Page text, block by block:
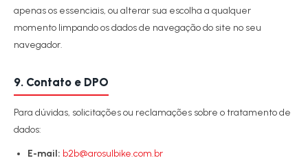
apenas os essenciais, ou alterar sua escolha a qualquer
momento limpando os dados de navegação do site no seu
navegador.
9. Contato e DPO
Para dúvidas, solicitações ou reclamações sobre o tratamento de
dados:
E-mail: b2b@arosulbike.com.br